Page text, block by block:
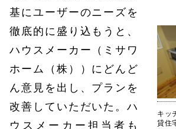
キッ
貸住
基にユーザーのニーズを
徹底的に盛り込もうと、
ハウスメーカー（ミサワ
ホーム（株））にどんど
ん意見を出し、プランを
改善していただいた。ハ
ウスメーカー担当者も